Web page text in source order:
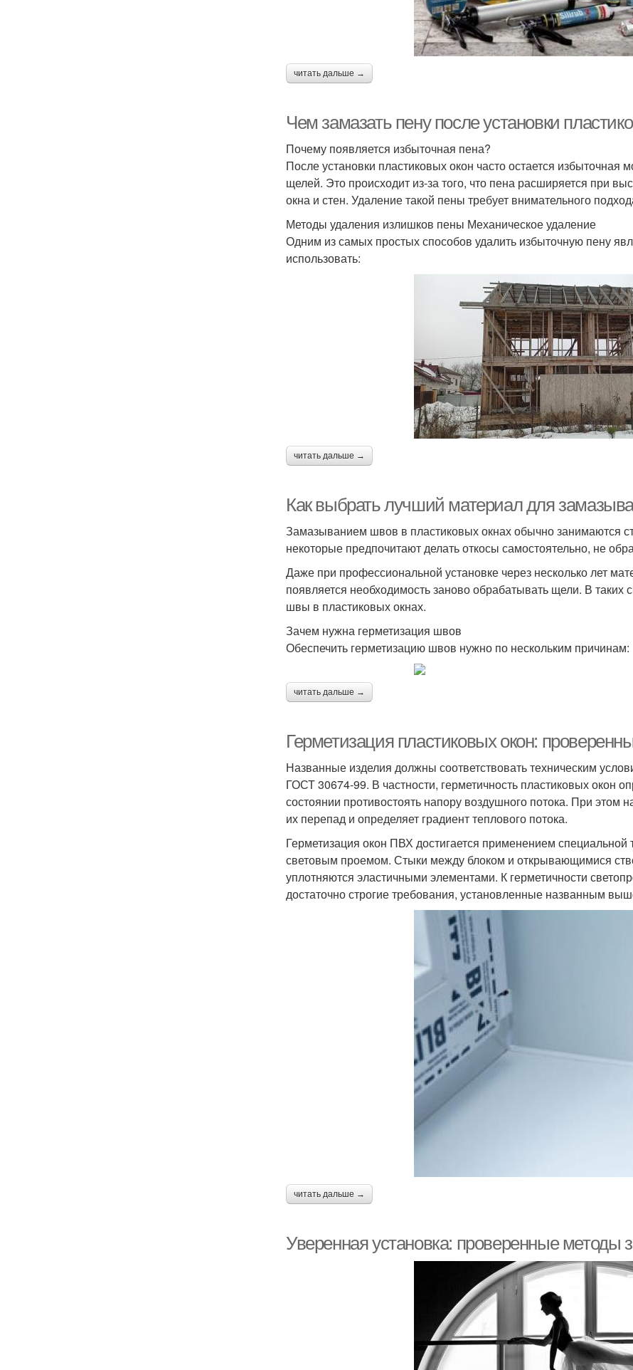
читать дальше →
Чем замазать пену после установки
Почему появляется избыточная пена?
После установки пластиковых окон часто остается
щелей. Это происходит из-за того, что пена расширяется при
окна и стен. Удаление такой пены требует внимательного
Методы удаления излишков пены Механическое удаление
Одним из самых простых способов удалить избыточную пену
использовать:
читать дальше →
Как выбрать лучший материал для
Замазыванием швов в пластиковых окнах обычно занимаются
некоторые предпочитают делать откосы самостоятельно, не
Даже при профессиональной установке через несколько лет
появляется необходимость заново обрабатывать щели. В
швы в пластиковых окнах.
Зачем нужна герметизация швов
Обеспечить герметизацию швов нужно по нескольким причинам:
читать дальше →
Герметизация пластиковых окон:
Названные изделия должны соответствовать техническим
ГОСТ 30674-99. В частности, герметичность пластиковых окон
состоянии противостоять напору воздушного потока. При
их перепад и определяет градиент теплового потока.
Герметизация окон ПВХ достигается применением
световым проемом. Стыки между блоком и открывающимися
уплотняются эластичными элементами. К герметичности
достаточно строгие требования, установленные названным
читать дальше →
Уверенная установка: проверенные методы